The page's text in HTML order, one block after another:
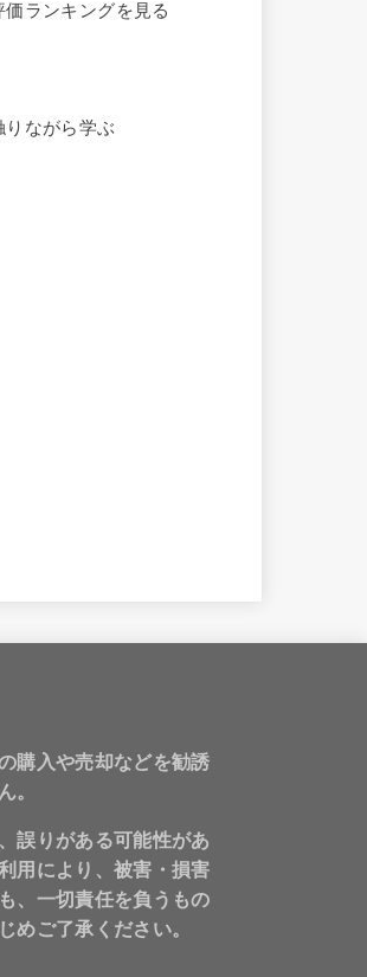
ランキングを見る
りながら学ぶ
購入や売却などを勧誘
。
誤りがある可能性があ
用により、被害・損害
、一切責任を負うもの
めご了承ください。